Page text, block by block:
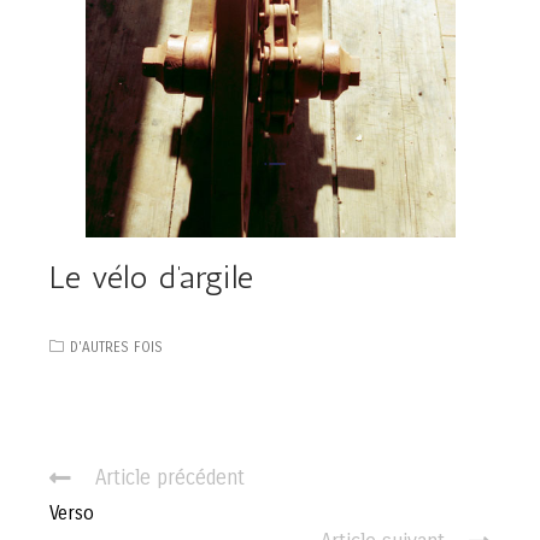
Le vélo d’argile
D'AUTRES FOIS
C
o
Article précédent
Verso